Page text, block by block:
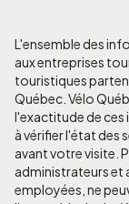
L'ensemble des
aux entreprises
touristiques
Québec. Vélo
l'exactitude de
à vérifier l'état des
avant votre visite.
administrateurs et
employées, ne